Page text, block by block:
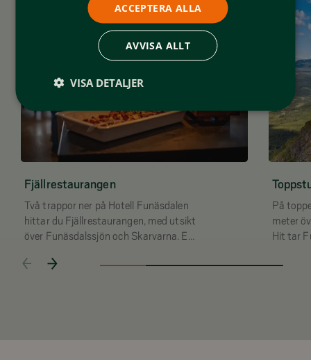
Fjällrestaurangen
Två trappor ner på Hotell Funäsdalen
hittar du Fjällrestaurangen, med utsikt
över Funäsdalssjön och Skarvarna. En
är för frukost, lunch eller middag.
På
meter
Hit tar
utsikten
ACCEPTERA ALLA
AVVISA ALLT
VISA DETALJER